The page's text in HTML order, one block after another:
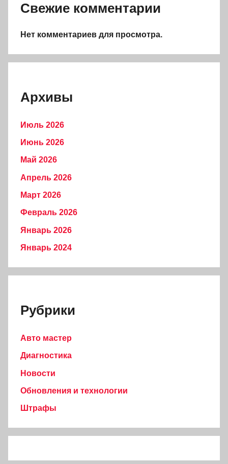
Свежие комментарии
Нет комментариев для просмотра.
Архивы
Июль 2026
Июнь 2026
Май 2026
Апрель 2026
Март 2026
Февраль 2026
Январь 2026
Январь 2024
Рубрики
Авто мастер
Диагностика
Новости
Обновления и технологии
Штрафы